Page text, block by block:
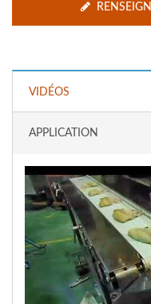
VIDÉOS
APPLICATION